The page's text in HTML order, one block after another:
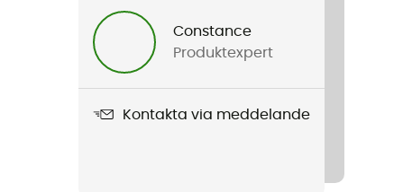
Constance
Produktexpert
Kontakta via meddelande